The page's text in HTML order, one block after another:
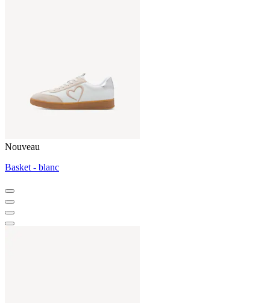
Nouveau
Basket - blanc